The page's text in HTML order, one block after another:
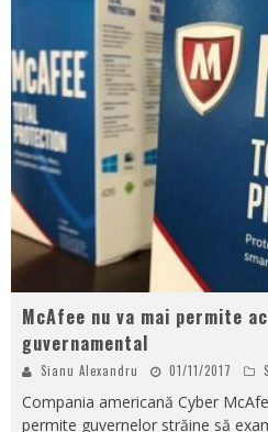
McAfee nu va mai permite
guvernamental
Sianu Alexandru 01/11/2017
Compania americană Cyber
permite guvernelor străine să